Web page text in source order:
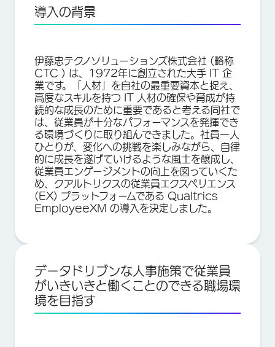
導入の背景
伊藤忠テクノソリューションズ株式会社 (略称
CTC ) は、1972年に創立された大手 IT 企
業です。「人材」を自社の最重要資本と捉え、
高度なスキルを持つ IT 人材の確保や育成が持
続的な成長のために重要であると考える同社で
は、従業員が十分なパフォーマンスを発揮でき
る環境づくりに取り組んできました。社員一人
ひとりが、変化への挑戦を楽しみながら、自律
的に成長を遂げていけるような風土を醸成し、
従業員エンゲージメントの向上を図っていくた
め、クアルトリクスの従業員エクスペリエンス
(EX) プラットフォームである Qualtrics
EmployeeXM の導入を決定しました。
データドリブンな人事施策で従業員
がいきいきと働くことのできる職場環
境を目指す